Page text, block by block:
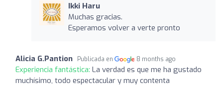
Ikki Haru
Muchas gracias.
Esperamos volver a verte pronto
Alicia G.Pantion Publicada en 8 months ago
Experiencia fantástica: La verdad es que me ha gustado
muchísimo, todo espectacular y muy contenta